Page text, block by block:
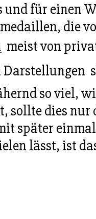
für einen
die
 meist von
so viel,
sollte dies
später
lässt, ist